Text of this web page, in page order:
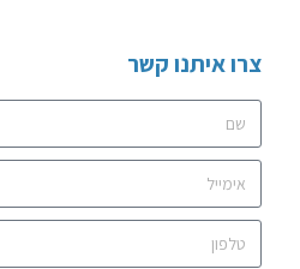
צרו איתנו קשר